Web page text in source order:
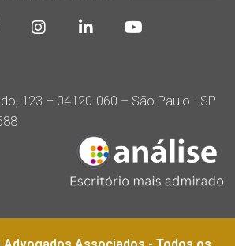
123 – 04120-060 – São Paulo - SP